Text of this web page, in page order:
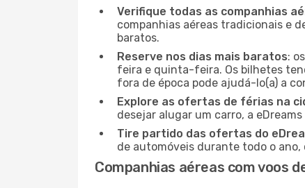
Verifique todas as companhias
companhias aéreas tradicionais e
baratos.
Reserve nos dias mais baratos:
feira e quinta-feira. Os bilhetes
fora de época pode ajudá-lo(a) a
Explore as ofertas de férias na
desejar alugar um carro, a
Tire partido das ofertas do
de automóveis durante todo o
Companhias aéreas com voos